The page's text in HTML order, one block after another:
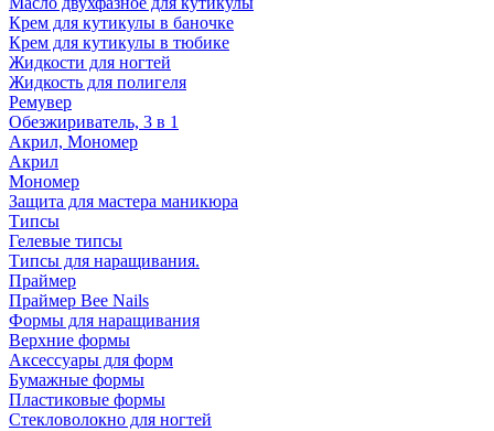
Крем для кутикулы в баночке
Крем для кутикулы в тюбике
Жидкости для ногтей
Жидкость для полигеля
Ремувер
Обезжириватель, 3 в 1
Акрил, Мономер
Акрил
Мономер
Защита для мастера маникюра
Типсы
Гелевые типсы
Типсы для наращивания.
Праймер
Праймер Bee Nails
Формы для наращивания
Верхние формы
Аксессуары для форм
Бумажные формы
Пластиковые формы
Стекловолокно для ногтей